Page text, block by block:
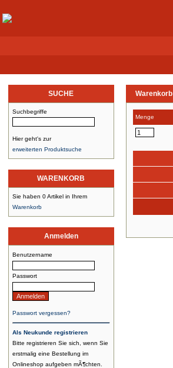
SUCHE
Suchbegriffe
Hier geht's zur
erweiterten Produktsuche
WARENKORB
Sie haben 0 Artikel in Ihrem
Warenkorb
Anmelden
Benutzername
Passwort
Passwort vergessen?
Als Neukunde registrieren
Bitte registrieren Sie sich, wenn Sie
erstmalig eine Bestellung im
Onlineshop aufgeben mÃ¶chten.
Warenkorb
Menge